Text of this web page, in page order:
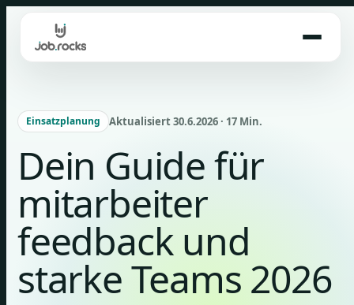
content
Einsatzplanung Aktualisiert 30.6.2026 · 17 Min.
Dein Guide für
mitarbeiter
feedback und
starke Teams 2026